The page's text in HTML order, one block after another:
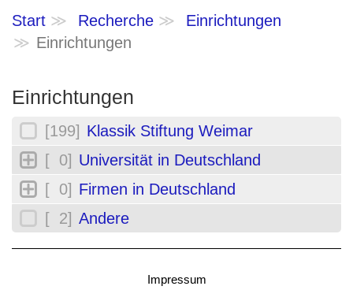
Start Recherche
Einrichtungen
Einrichtungen
Einrichtungen
[199] Klassik Stiftung Weimar
[ 0] Universität in Deutschland
[ 0] Firmen in Deutschland
[ 2] Andere
Impressum